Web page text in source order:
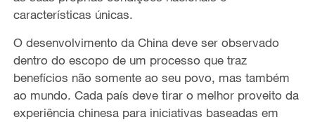
características únicas.
O desenvolvimento da China deve ser observado
dentro do escopo de um processo que traz
benefícios não somente ao seu povo, mas também
ao mundo. Cada país deve tirar o melhor proveito da
experiência chinesa para iniciativas baseadas em